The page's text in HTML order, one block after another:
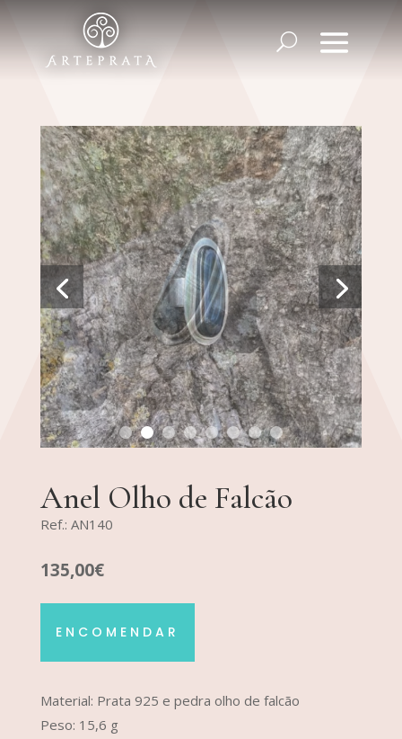
Anel Olho de Falcão
Ref.: AN140
135,00€
ENCOMENDAR
Material: Prata 925 e pedra olho de falcão
Peso: 15,6 g